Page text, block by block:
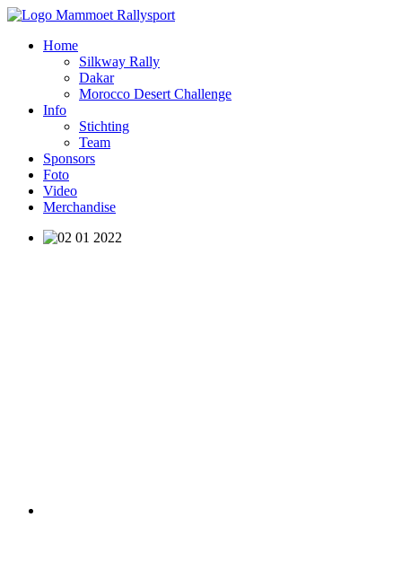
Home
Silkway Rally
Dakar
Morocco Desert Challenge
Info
Stichting
Team
Sponsors
Foto
Video
Merchandise